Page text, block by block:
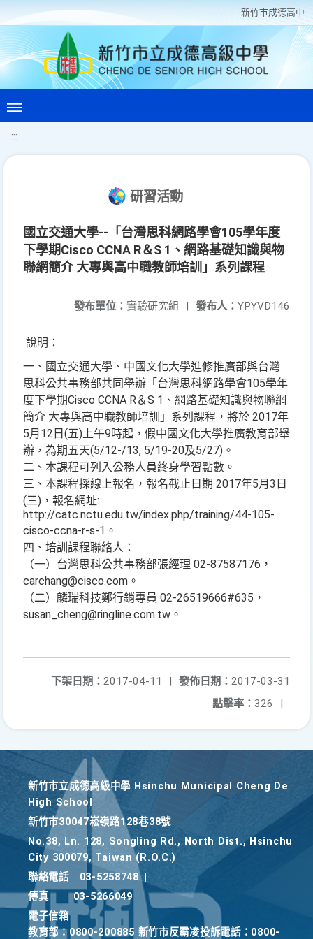
新竹巿成德高中
:::
研習活動
國立交通大學--「台灣思科網路學會105學年度
下學期Cisco CCNA R＆S 1、網路基礎知識與物
聯網簡介 大專與高中職教師培訓」系列課程
發布人： YPYVD146
發布單位： 實驗研究組 |
說明：
一、國立交通大學、中國文化大學進修推廣部與台灣
思科公共事務部共同舉辦「台灣思科網路學會105學年
度下學期Cisco CCNA R＆S 1、網路基礎知識與物聯網
簡介 大專與高中職教師培訓」系列課程，將於 2017年
5月12日(五)上午9時起，假中國文化大學推廣教育部舉
辦，為期五天(5/12-/13, 5/19-20及5/27)。
二、本課程可列入公務人員終身學習點數。
三、本課程採線上報名，報名截止日期 2017年5月3日
(三)，報名網址:
http://catc.nctu.edu.tw/index.php/training/44-105-
cisco-ccna-r-s-1。
四、培訓課程聯絡人：
（一）台灣思科公共事務部張經理 02-87587176，
carchang@cisco.com。
（二）麟瑞科技鄭行銷專員 02-26519666#635，
susan_cheng@ringline.com.tw。
發佈日期： 2017-03-31
下架日期： 2017-04-11
|
點擊率： 326 |
新竹巿立成德高級中學 Hsinchu Municipal Cheng De
High School
新竹巿30047崧嶺路128巷38號
No.38, Ln. 128, Songling Rd., North Dist., Hsinchu
City 300079, Taiwan (R.O.C.)
聯絡電話
03-5258748
傳真
03-5266049
電子信箱
教育部：0800-200885 新竹市反霸凌投訴電話：0800-